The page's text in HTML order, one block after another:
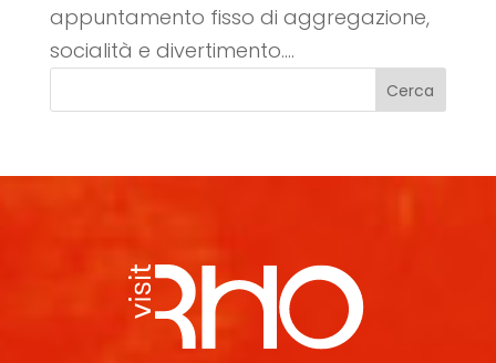
appuntamento fisso di aggregazione,
socialità e divertimento....
Cerca